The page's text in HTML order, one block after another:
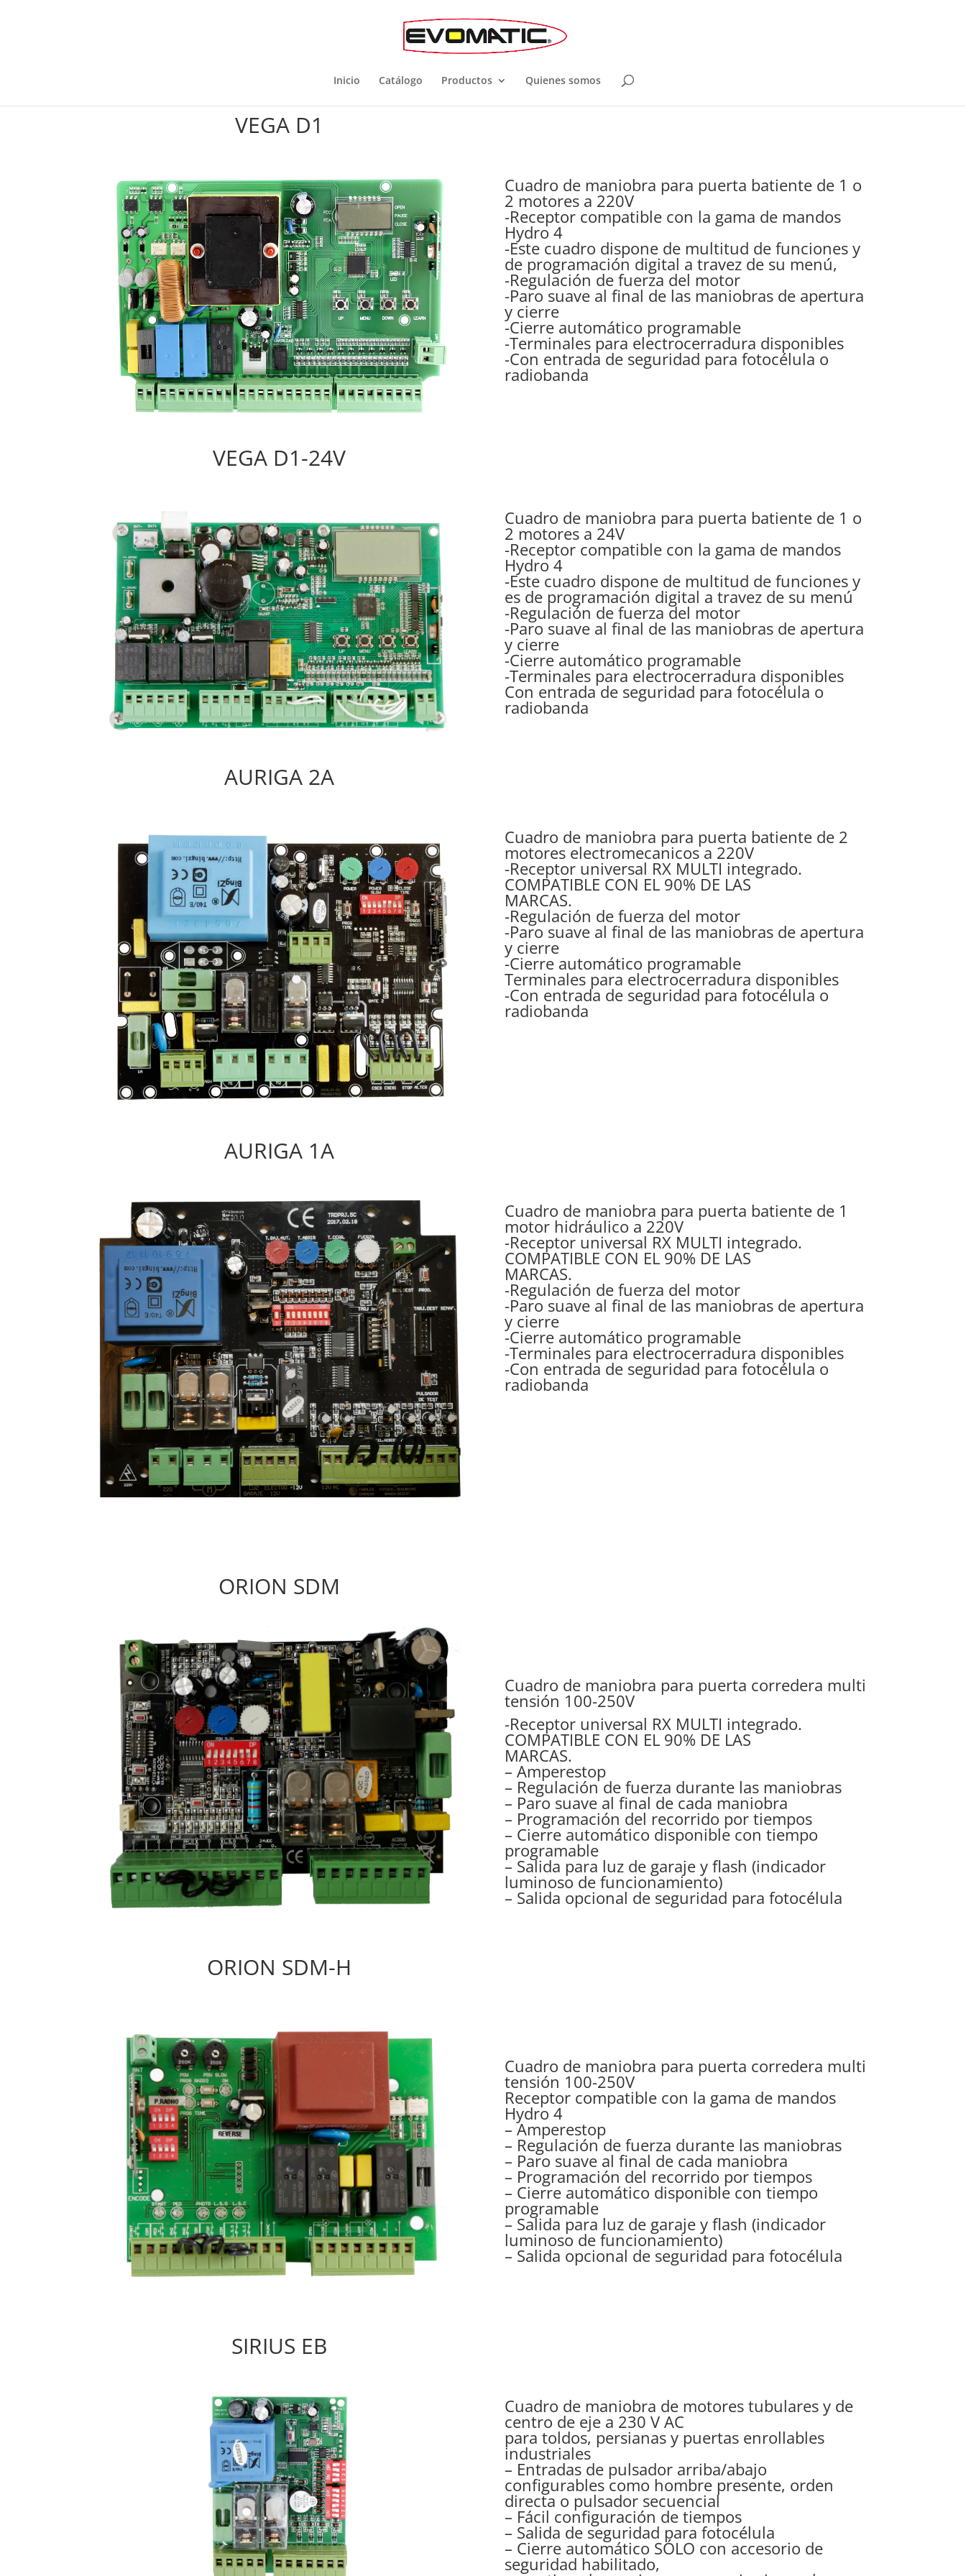
Inicio Catálogo Productos Quienes somos
VEGA D1
Cuadro de maniobra para puerta batiente de 1 o
2 motores a 220V
-Receptor compatible con la gama de mandos
Hydro 4
-Este cuadro dispone de multitud de funciones y
de programación digital a travez de su menú,
-Regulación de fuerza del motor
-Paro suave al final de las maniobras de apertura
y cierre
-Cierre automático programable
-Terminales para electrocerradura disponibles
-Con entrada de seguridad para fotocélula o
radiobanda
VEGA D1-24V
Cuadro de maniobra para puerta batiente de 1 o
2 motores a 24V
-Receptor compatible con la gama de mandos
Hydro 4
-Este cuadro dispone de multitud de funciones y
es de programación digital a travez de su menú
-Regulación de fuerza del motor
-Paro suave al final de las maniobras de apertura
y cierre
-Cierre automático programable
-Terminales para electrocerradura disponibles
Con entrada de seguridad para fotocélula o
radiobanda
AURIGA 2A
Cuadro de maniobra para puerta batiente de 2
motores electromecanicos a 220V
-Receptor universal RX MULTI integrado.
COMPATIBLE CON EL 90% DE LAS
MARCAS.
-Regulación de fuerza del motor
-Paro suave al final de las maniobras de apertura
y cierre
-Cierre automático programable
Terminales para electrocerradura disponibles
-Con entrada de seguridad para fotocélula o
radiobanda
AURIGA 1A
Cuadro de maniobra para puerta batiente de 1
motor hidráulico a 220V
-Receptor universal RX MULTI integrado.
COMPATIBLE CON EL 90% DE LAS
MARCAS.
-Regulación de fuerza del motor
-Paro suave al final de las maniobras de apertura
y cierre
-Cierre automático programable
-Terminales para electrocerradura disponibles
-Con entrada de seguridad para fotocélula o
radiobanda
ORION SDM
Cuadro de maniobra para puerta corredera multi
tensión 100-250V
-Receptor universal RX MULTI integrado.
COMPATIBLE CON EL 90% DE LAS
MARCAS.
– Amperestop
– Regulación de fuerza durante las maniobras
– Paro suave al final de cada maniobra
– Programación del recorrido por tiempos
– Cierre automático disponible con tiempo
programable
– Salida para luz de garaje y flash (indicador
luminoso de funcionamiento)
– Salida opcional de seguridad para fotocélula
ORION SDM-H
Cuadro de maniobra para puerta corredera multi
tensión 100-250V
Receptor compatible con la gama de mandos
Hydro 4
– Amperestop
– Regulación de fuerza durante las maniobras
– Paro suave al final de cada maniobra
– Programación del recorrido por tiempos
– Cierre automático disponible con tiempo
programable
– Salida para luz de garaje y flash (indicador
luminoso de funcionamiento)
– Salida opcional de seguridad para fotocélula
SIRIUS EB
Cuadro de maniobra de motores tubulares y de
centro de eje a 230 V AC
para toldos, persianas y puertas enrollables
industriales
– Entradas de pulsador arriba/abajo
configurables como hombre presente, orden
directa o pulsador secuencial
– Fácil configuración de tiempos
– Salida de seguridad para fotocélula
– Cierre automático SÓLO con accesorio de
seguridad habilitado,